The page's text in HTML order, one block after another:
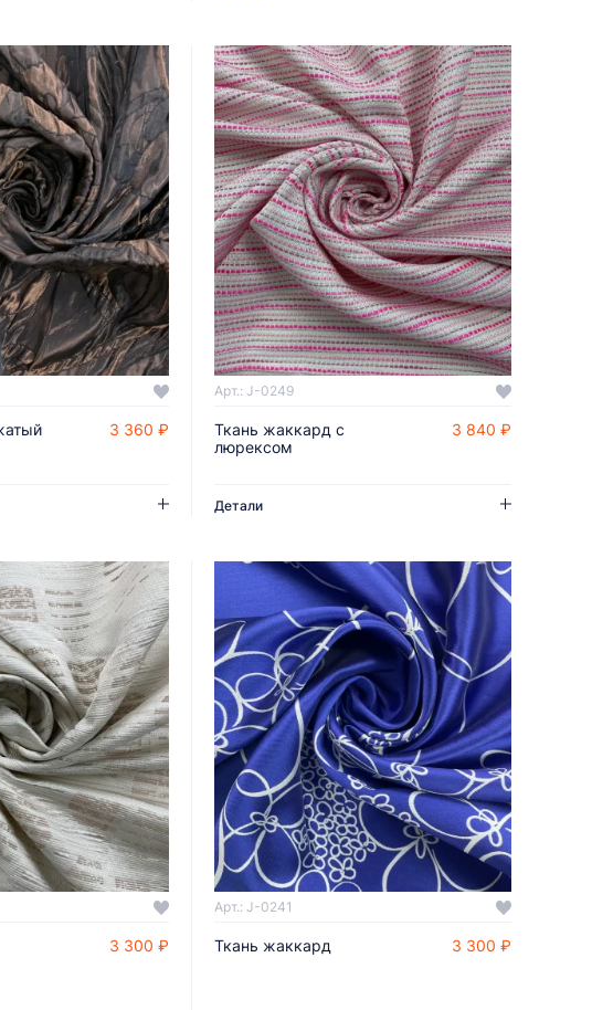
3 360 ₽
ДОБАВИТЬ В КОРЗИНУ
Арт.: J-0249
Ткань жаккард с
люрексом
3 840 ₽
Детали
3 300 ₽
Арт.: J-0241
Ткань жаккард 3 300 ₽